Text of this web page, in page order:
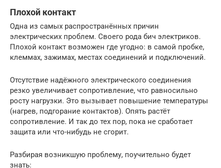
Плохой контакт
Одна из самых распространённых причин
электрических проблем. Своего рода бич электриков.
Плохой контакт возможен где угодно: в самой пробке,
клеммах, зажимах, местах соединений и подключений.
Отсутствие надёжного электрического соединения
резко увеличивает сопротивление, что равносильно
росту нагрузки. Это вызывает повышение температуры
(нагрев, подгорание контактов). Опять растёт
сопротивление. И так до тех пор, пока не сработает
защита или что-нибудь не сгорит.
Разбирая возникшую проблему, поучительно будет
знать: